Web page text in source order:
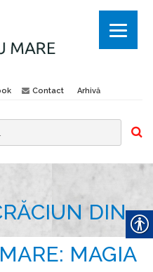
Contact Arhivă
DIN
MAGIA